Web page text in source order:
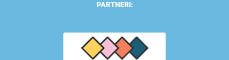
PARTNERI: